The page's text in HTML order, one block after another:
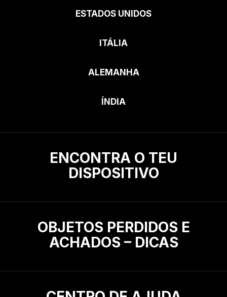
ESTADOS UNIDOS
ITÁLIA
ALEMANHA
ÍNDIA
ENCONTRA O TEU
DISPOSITIVO
OBJETOS PERDIDOS E
ACHADOS – DICAS